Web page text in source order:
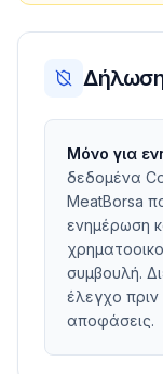
Μόνο για
δεδομένα
MeatBorsa
ενημέρωση
συμβουλή.
έλεγχο πριν
αποφάσεις.